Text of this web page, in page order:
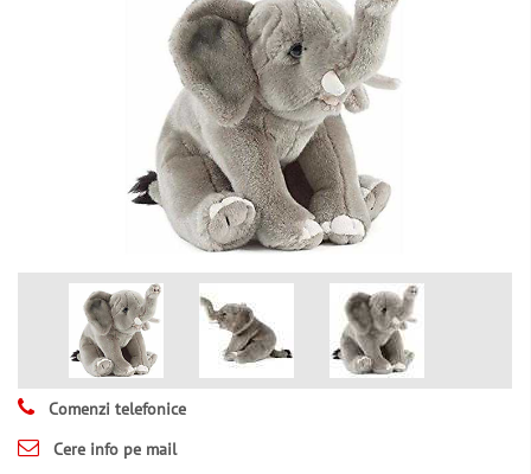
Comenzi telefonice
Cere info pe mail